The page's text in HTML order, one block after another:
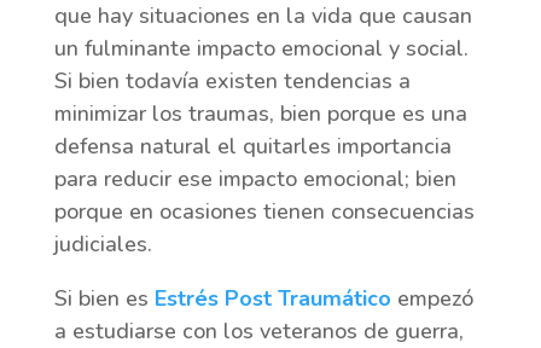
que hay situaciones en la vida que causan
un fulminante impacto emocional y social.
Si bien todavía existen tendencias a
minimizar los traumas, bien porque es una
defensa natural el quitarles importancia
para reducir ese impacto emocional; bien
porque en ocasiones tienen consecuencias
judiciales.
Si bien es Estrés Post Traumático empezó
a estudiarse con los veteranos de guerra,